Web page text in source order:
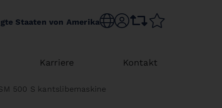
Staaten von Amerika Choose language
sr.accountcomparison list
Karriere Kontakt
500 S kantslibemaskine